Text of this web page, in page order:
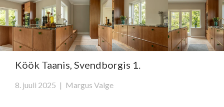
WESSE DISAIN
PARTNERITE DISAIN
TEHNIKA
Köök Taanis, Svendborgis 1.
8. juuli 2025 | Margus Valge